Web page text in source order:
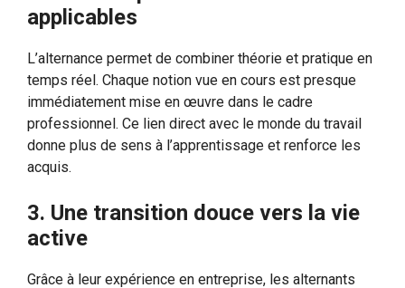
applicables
L’alternance permet de combiner théorie et pratique en
temps réel. Chaque notion vue en cours est presque
immédiatement mise en œuvre dans le cadre
professionnel. Ce lien direct avec le monde du travail
donne plus de sens à l’apprentissage et renforce les
acquis.
3. Une transition douce vers la vie
active
Grâce à leur expérience en entreprise, les alternants